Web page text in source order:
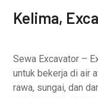
Kelima,
Sewa Excavator –
untuk bekerja di air
rawa, sungai, dan